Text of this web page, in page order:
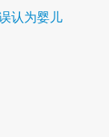
认为婴儿